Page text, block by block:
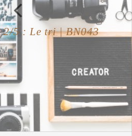
2/5 : Le tri | BN043